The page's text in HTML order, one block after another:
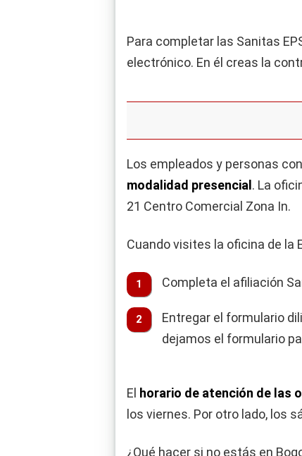
Para completar las Sanitas
electrónico. En él creas la
Los empleados y personas
modalidad presencial . La
21 Centro Comercial Zona In.
Cuando visites la oficina de la
Completa el afiliación
Entregar el formulario
dejamos el formulario
El horario de atención de las
los viernes. Por otro lado, los
¿Qué hacer si no estás en